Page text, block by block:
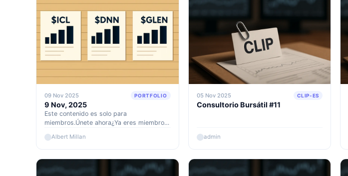
09 Nov 2025 PORTFOLIO
9 Nov, 2025
Este contenido es solo para
miembros.Únete ahora¿Ya eres miembro?
Albert Millan
05 Nov 2025 CLIP-ES
Consultorio Bursátil #11
admin